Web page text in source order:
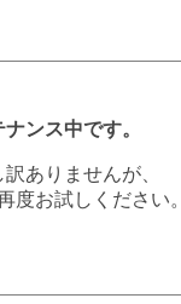
ンス中です。
ありませんが、
度お試しください。